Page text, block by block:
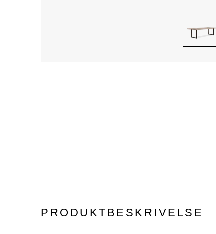
PRODUKTBESKRIVELSE